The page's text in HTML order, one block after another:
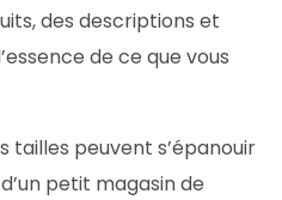
des descriptions et
de ce que vous
tailles peuvent s’épanouir
d’un petit magasin de